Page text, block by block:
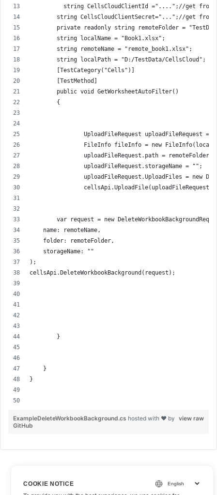
string CellsCloudClientId ="....";//get
string CellsCloudClientSecret="...";//get
private readonly string remoteFolder =
        string localName = "Book1.xlsx";
        string remoteName = "remote_book1.xlsx";
        string localPath = "D:/TestData/CellsCloud";
        [TestCategory("Cells")]
        [TestMethod]
        public void GetWorksheetAutoFilter()
        {
UploadFileRequest uploadFileRequest =
FileInfo fileInfo = new
uploadFileRequest.path = remoteFolder
                uploadFileRequest.storageName = "";
uploadFileRequest.UploadFiles = new
                cellsApi.UploadFile(uploadFileRequest);
var request = new
    name: remoteName,
    folder: remoteFolder,
    storageName: ""
);
cellsApi.DeleteWorkbookBackground(request);
        }
    }
}
view raw
ExampleDeleteWorkbookBackground.cs hosted with ❤ by
GitHub
COOKIE NOTICE